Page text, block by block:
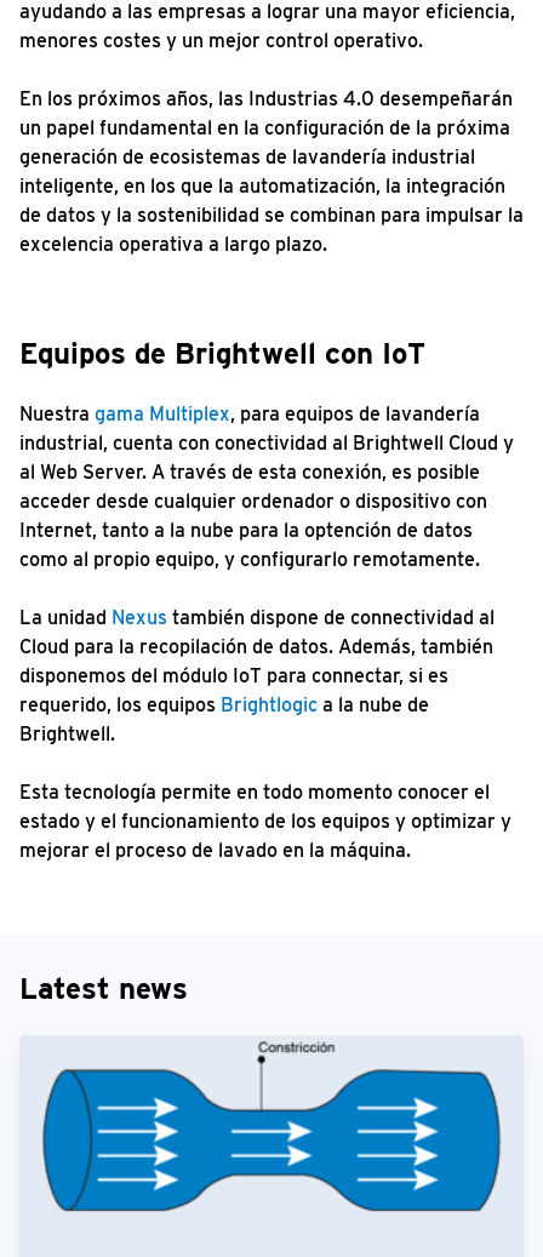
ayudando a las empresas a lograr una mayor eficiencia,
menores costes y un mejor control operativo.
En los próximos años, las Industrias 4.0 desempeñarán
un papel fundamental en la configuración de la próxima
generación de ecosistemas de lavandería industrial
inteligente, en los que la automatización, la integración
de datos y la sostenibilidad se combinan para impulsar la
excelencia operativa a largo plazo.
Equipos de Brightwell con IoT
Nuestra gama Multiplex, para equipos de lavandería
industrial, cuenta con conectividad al Brightwell Cloud y
al Web Server. A través de esta conexión, es posible
acceder desde cualquier ordenador o dispositivo con
Internet, tanto a la nube para la optención de datos
como al propio equipo, y configurarlo remotamente.
La unidad Nexus también dispone de connectividad al
Cloud para la recopilación de datos. Además, también
disponemos del módulo IoT para connectar, si es
requerido, los equipos Brightlogic a la nube de
Brightwell.
Esta tecnología permite en todo momento conocer el
estado y el funcionamiento de los equipos y optimizar y
mejorar el proceso de lavado en la máquina.
Latest news